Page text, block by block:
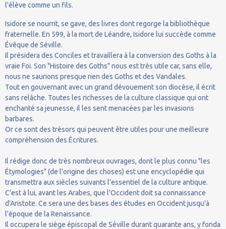
l'élève comme un fils.
Isidore se nourrit, se gave, des livres dont regorge la bibliothèque
fraternelle. En 599, à la mort de Léandre, Isidore lui succède comme
Évêque de Séville.
Il présidera des Conciles et travaillera à la conversion des Goths à la
vraie Foi. Son "Histoire des Goths" nous est très utile car, sans elle,
nous ne saurions presque rien des Goths et des Vandales.
Tout en gouvernant avec un grand dévouement son diocèse, il écrit
sans relâche. Toutes les richesses de la culture classique qui ont
enchanté sa jeunesse, il les sent menacées par les invasions
barbares.
Or ce sont des trésors qui peuvent être utiles pour une meilleure
compréhension des Écritures.
Il rédige donc de très nombreux ouvrages, dont le plus connu "les
Étymologies" (de l'origine des choses) est une encyclopédie qui
transmettra aux siècles suivants l'essentiel de la culture antique.
C'est à lui, avant les Arabes, que l'Occident doit sa connaissance
d'Aristote. Ce sera une des bases des études en Occident jusqu'à
l'époque de la Renaissance.
Il occupera le siège épiscopal de Séville durant quarante ans, y fonda